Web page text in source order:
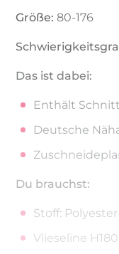
Größe: 80-176
Das ist dabei:
Enthält
Deutsche
Du brauchst:
Stoff:
Vlieseline H180